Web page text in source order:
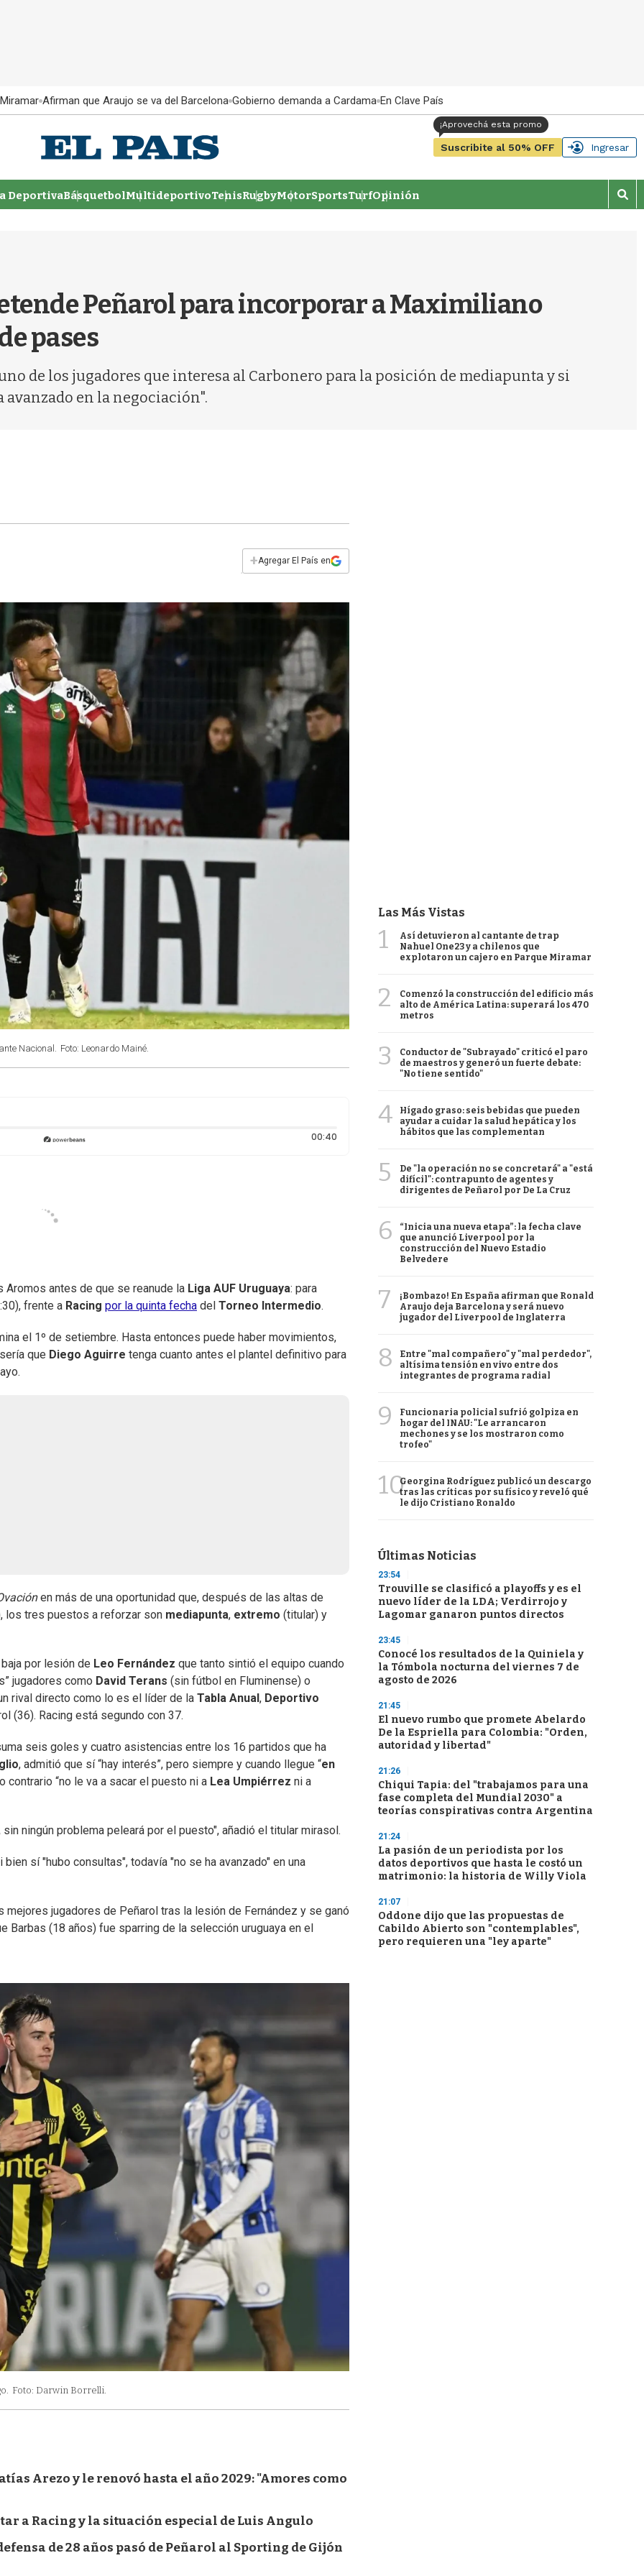
Afirman que Araujo se va del Barcelona Gobierno demanda a Cardama En Clave País
Suscribite al 50% OFF Ingresar
DeportivaBásquetbolMultideportivoTenisRugbyMotorSportsTurfOpinión
M
o
Peñarol para incorporar a Maximiliano
pases
de los jugadores que interesa al Carbonero para la posición de mediapunta y si
en la negociación".
+Agregar El País en
Nacional. Foto: Leonardo Mainé.
00:40Duración: 40 segundos
Aromos antes de que se reanude la Liga AUF Uruguaya: para
frente a Racing por la quinta fecha del Torneo Intermedio.
el 1º de setiembre. Hasta entonces puede haber movimientos,
que Diego Aguirre tenga cuanto antes el plantel definitivo para
en más de una oportunidad que, después de las altas de
los tres puestos a reforzar son mediapunta, extremo (titular) y
por lesión de Leo Fernández que tanto sintió el equipo cuando
jugadores como David Terans (sin fútbol en Fluminense) o
rival directo como lo es el líder de la Tabla Anual , Deportivo
(36). Racing está segundo con 37.
seis goles y cuatro asistencias entre los 16 partidos que ha
, admitió que sí “hay interés”, pero siempre y cuando llegue “en
contrario “no le va a sacar el puesto ni a Lea Umpiérrez ni a
ningún problema peleará por el puesto", añadió el titular mirasol.
sí "hubo consultas", todavía "no se ha avanzado" en una
jugadores de Peñarol tras la lesión de Fernández y se ganó
(18 años) fue sparring de la selección uruguaya en el
Foto: Darwin Borrelli.
Arezo y le renovó hasta el año 2029: "Amores como
a Racing y la situación especial de Luis Angulo
de 28 años pasó de Peñarol al Sporting de Gijón
Las Más Vistas
1
Así detuvieron al cantante de trap
Nahuel One23 y a chilenos que
explotaron un cajero en Parque Miramar
2
Comenzó la construcción del edificio más
alto de América Latina: superará los 470
metros
3
Conductor de "Subrayado" criticó el paro
de maestros y generó un fuerte debate:
"No tiene sentido"
4
Hígado graso: seis bebidas que pueden
ayudar a cuidar la salud hepática y los
hábitos que las complementan
5
De "la operación no se concretará" a "está
difícil": contrapunto de agentes y
dirigentes de Peñarol por De La Cruz
6
“Inicia una nueva etapa”: la fecha clave
que anunció Liverpool por la
construcción del Nuevo Estadio
Belvedere
7
¡Bombazo! En España afirman que Ronald
Araujo deja Barcelona y será nuevo
jugador del Liverpool de Inglaterra
8
Entre "mal compañero" y "mal perdedor",
altísima tensión en vivo entre dos
integrantes de programa radial
9
Funcionaria policial sufrió golpiza en
hogar del INAU: "Le arrancaron
mechones y se los mostraron como
trofeo"
10Georgina Rodríguez publicó un descargo
tras las críticas por su físico y reveló qué
le dijo Cristiano Ronaldo
Últimas Noticias
23:54
Trouville se clasificó a playoffs y es el
nuevo líder de la LDA; Verdirrojo y
Lagomar ganaron puntos directos
23:45
Conocé los resultados de la Quiniela y
la Tómbola nocturna del viernes 7 de
agosto de 2026
21:45
El nuevo rumbo que promete Abelardo
De la Espriella para Colombia: "Orden,
autoridad y libertad"
21:26
Chiqui Tapia: del "trabajamos para una
fase completa del Mundial 2030" a
teorías conspirativas contra Argentina
21:24
La pasión de un periodista por los
datos deportivos que hasta le costó un
matrimonio: la historia de Willy Viola
21:07
Oddone dijo que las propuestas de
Cabildo Abierto son "contemplables",
pero requieren una "ley aparte"